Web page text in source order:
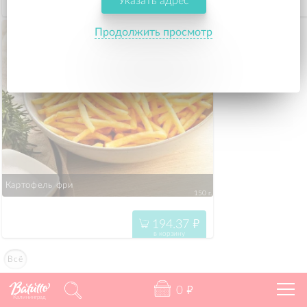
Всё
55.57
Картофель фри
150 г.
194.37 "
в корзину
Калининград
0 "
Продолжить просмотр